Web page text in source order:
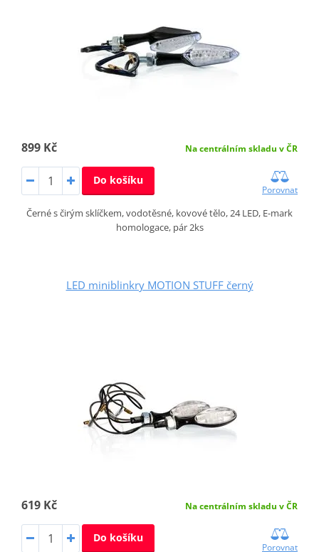
899 Kč Na centrálním skladu v ČR
Do košíku
Porovnat
Černé s čirým sklíčkem, vodotěsné, kovové tělo, 24 LED, E-mark
homologace, pár 2ks
LED miniblinkry MOTION STUFF černý
619 Kč Na centrálním skladu v ČR
Do košíku
Porovnat